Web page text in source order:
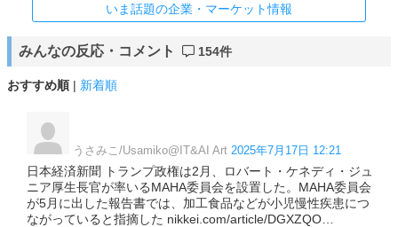
いま話題の企業・マーケット情報
みんなの反応・コメント 154件
おすすめ順 | 新着順
うさみこ/Usamiko@IT&AI Art 2025年7月17日 12:21
日本経済新聞 トランプ政権は2月、ロバート・ケネディ・ジュ
ニア厚生長官が率いるMAHA委員会を設置した。MAHA委員会
が5月に出した報告書では、加工食品などが小児慢性疾患につ
ながっていると指摘した nikkei.com/article/DGXZQO…